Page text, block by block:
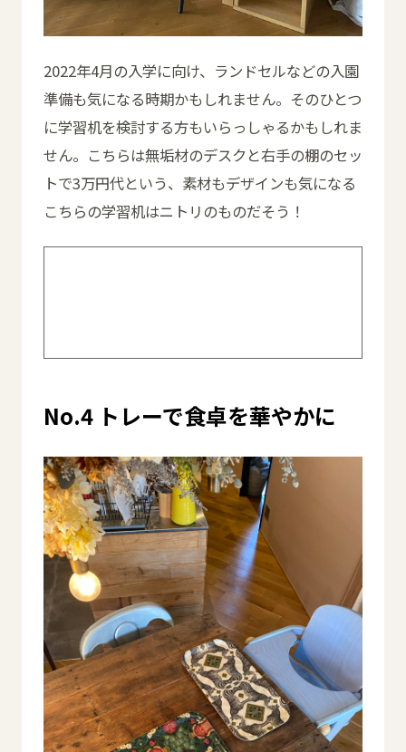
2022年4月の入学に向け、ランドセルなどの入園
準備も気になる時期かもしれません。そのひとつ
に学習机を検討する方もいらっしゃるかもしれま
せん。こちらは無垢材のデスクと右手の棚のセッ
トで3万円代という、素材もデザインも気になる
こちらの学習机はニトリのものだそう！
No.4 トレーで食卓を華やかに